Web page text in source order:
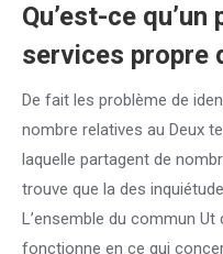
Qu’est-ce
services propre
De fait les problème de
nombre relatives au Deux
laquelle partagent de
trouve que la des
L’ensemble du commun
fonctionne en ce qui